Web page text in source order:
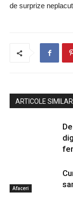
de surprize
ARTICOLE
Afaceri